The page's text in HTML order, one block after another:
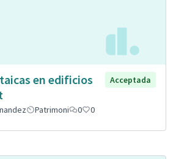
en edificios
Acceptada
Patrimoni 0 0